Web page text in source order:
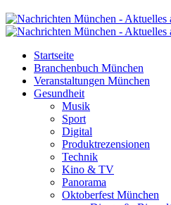
Startseite
Branchenbuch München
Veranstaltungen München
Gesundheit
Musik
Sport
Digital
Produktrezensionen
Technik
Kino & TV
Panorama
Oktoberfest München